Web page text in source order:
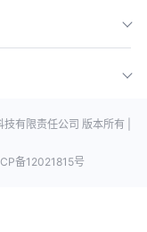
有限责任公司 版本所有 |
备12021815号